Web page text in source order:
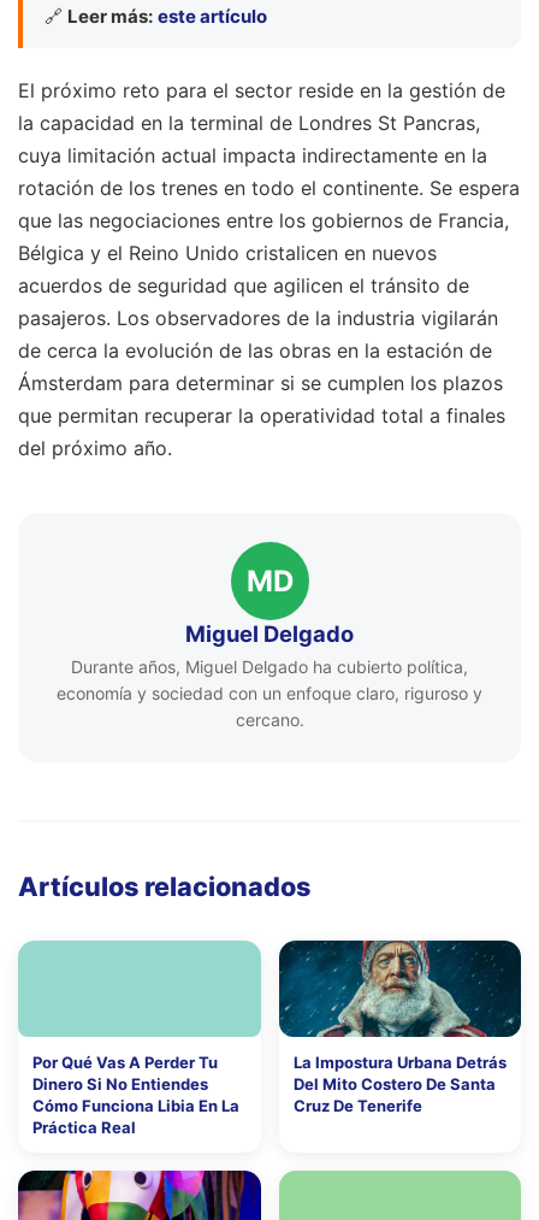
🔗 Leer más: este artículo
El próximo reto para el sector reside en la gestión de
la capacidad en la terminal de Londres St Pancras,
cuya limitación actual impacta indirectamente en la
rotación de los trenes en todo el continente. Se espera
que las negociaciones entre los gobiernos de Francia,
Bélgica y el Reino Unido cristalicen en nuevos
acuerdos de seguridad que agilicen el tránsito de
pasajeros. Los observadores de la industria vigilarán
de cerca la evolución de las obras en la estación de
Ámsterdam para determinar si se cumplen los plazos
que permitan recuperar la operatividad total a finales
del próximo año.
MD
Miguel Delgado
Durante años, Miguel Delgado ha cubierto política,
economía y sociedad con un enfoque claro, riguroso y
cercano.
Artículos relacionados
Por Qué Vas A Perder Tu
Dinero Si No Entiendes
Cómo Funciona Libia En La
Práctica Real
La Impostura Urbana Detrás
Del Mito Costero De Santa
Cruz De Tenerife